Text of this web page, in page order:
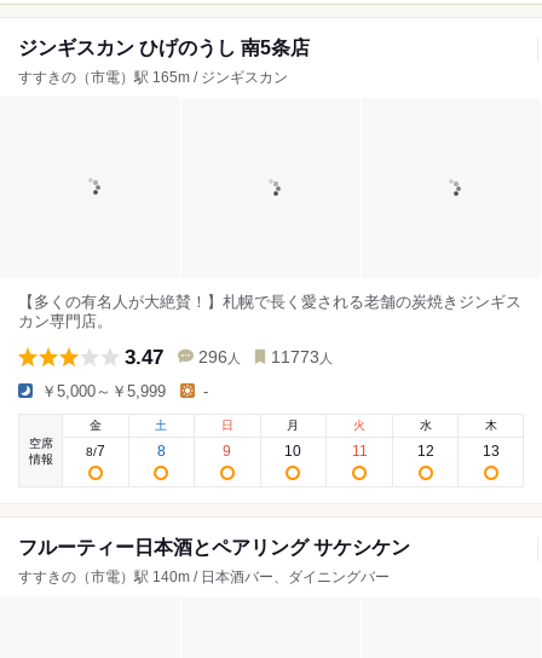
ジンギスカン ひげのうし 南5条店
すすきの（市電）駅 165m / ジンギスカン
【多くの有名人が大絶賛！】札幌で長く愛される老舗の炭焼きジンギス
カン専門店。
3.47 296 人 11773 人
￥5,000～￥5,999 -
空席
情報
金
8/7
土
8
日
9
月
10
火
11
水
12
木
13
フルーティー日本酒とペアリング サケシケン
すすきの（市電）駅 140m / 日本酒バー、ダイニングバー